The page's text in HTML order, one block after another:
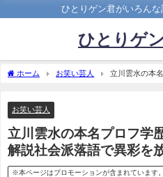
ひとりゲン君がいろんな
ひとりゲ
ホーム お笑い芸人
立川雲水の本
お笑い芸人
立川雲水の本名プロフ学
解説社会派落語で異彩を
※本ページはプロモーションが含まれています。